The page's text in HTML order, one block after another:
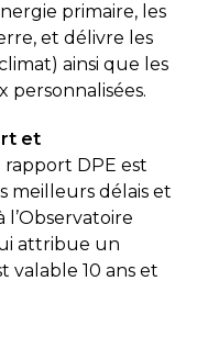
primaire, les
et délivre les
ainsi que les
personnalisées.
et
rapport DPE est
meilleurs délais et
attribue un
valable 10 ans et